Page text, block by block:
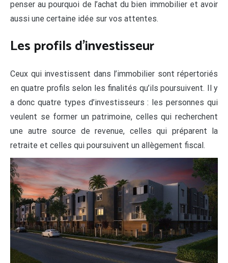
penser au pourquoi de l’achat du bien immobilier et avoir
aussi une certaine idée sur vos attentes.
Les profils d’investisseur
Ceux qui investissent dans l’immobilier sont répertoriés
en quatre profils selon les finalités qu’ils poursuivent. Il y
a donc quatre types d’investisseurs : les personnes qui
veulent se former un patrimoine, celles qui recherchent
une autre source de revenue, celles qui préparent la
retraite et celles qui poursuivent un allègement fiscal.